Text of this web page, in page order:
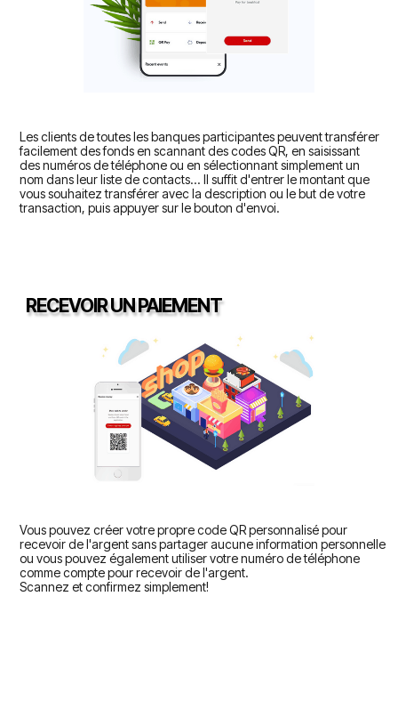
Les clients de toutes les banques participantes peuvent transférer
facilement des fonds en scannant des codes QR, en saisissant
des numéros de téléphone ou en sélectionnant simplement un
nom dans leur liste de contacts... Il suffit d'entrer le montant que
vous souhaitez transférer avec la description ou le but de votre
transaction, puis appuyer sur le bouton d'envoi.
RECEVOIR UN PAIEMENT
Vous pouvez créer votre propre code QR personnalisé pour
recevoir de l'argent sans partager aucune information personnelle
ou vous pouvez également utiliser votre numéro de téléphone
comme compte pour recevoir de l'argent.
Scannez et confirmez simplement!